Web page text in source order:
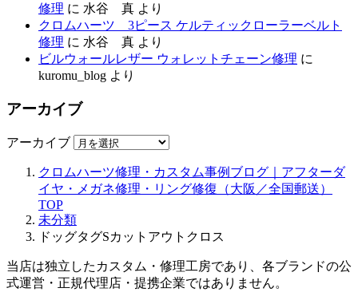
修理 に 水谷 真 より
クロムハーツ 3ピース ケルティックローラーベルト
修理 に 水谷 真 より
ビルウォールレザー ウォレットチェーン修理 に
kuromu_blog より
アーカイブ
アーカイブ
クロムハーツ修理・カスタム事例ブログ｜アフターダ
イヤ・メガネ修理・リング修復（大阪／全国郵送）
TOP
未分類
ドッグタグSカットアウトクロス
当店は独立したカスタム・修理工房であり、各ブランドの公
式運営・正規代理店・提携企業ではありません。